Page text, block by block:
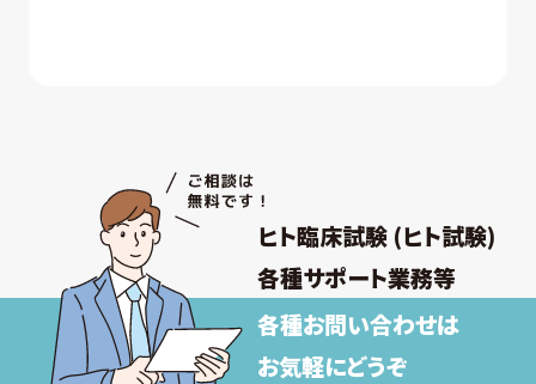
ヒト臨床試験 (ヒト試験)
各種サポート業務等
各種お問い合わせは
お気軽にどうぞ